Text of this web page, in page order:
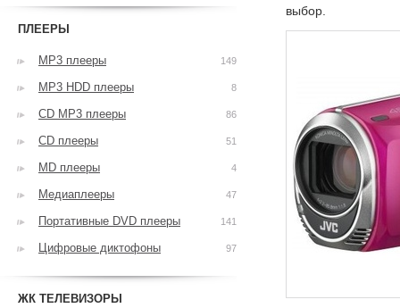
выбор.
ПЛЕЕРЫ
MP3 плееры 149
MP3 HDD плееры 8
CD MP3 плееры 86
CD плееры 51
MD плееры 4
Медиаплееры 47
Портативные DVD плееры 141
Цифровые диктофоны 97
ЖК ТЕЛЕВИЗОРЫ